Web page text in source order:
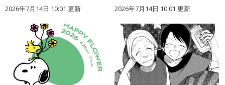
2026年7月14日 10:01 更新 2026年7月14日 10:01 更新